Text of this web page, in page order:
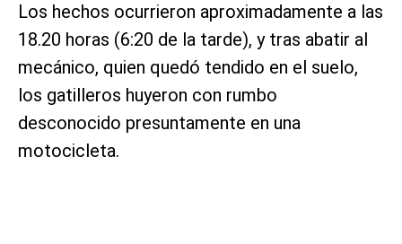
Los hechos ocurrieron aproximadamente a las
18.20 horas (6:20 de la tarde), y tras abatir al
mecánico, quien quedó tendido en el suelo,
los gatilleros huyeron con rumbo
desconocido presuntamente en una
motocicleta.